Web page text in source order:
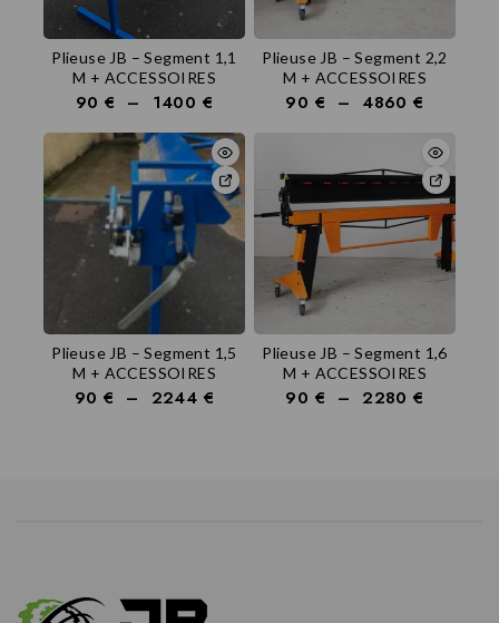
Plieuse JB – Segment 1,1
M + ACCESSOIRES
90€ – 1400 €
Plieuse JB – Segment 2,2
M + ACCESSOIRES
90 € – 4860€
Plieuse JB – Segment 1,5
M + ACCESSOIRES
90€ – 2244 €
Plieuse JB – Segment 1,6
M + ACCESSOIRES
90 € – 2280€